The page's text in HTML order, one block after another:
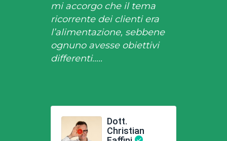
mi accorgo che il tema
ricorrente dei clienti era
l’alimentazione, sebbene
ognuno avesse obiettivi
differenti…..